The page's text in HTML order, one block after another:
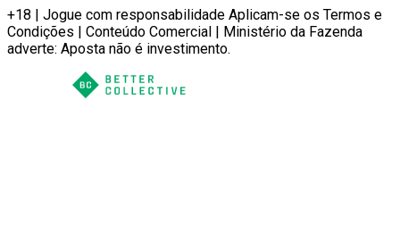
+18 | Jogue com responsabilidade Aplicam-se os Termos e
Condições | Conteúdo Comercial | Ministério da Fazenda
adverte: Aposta não é investimento.